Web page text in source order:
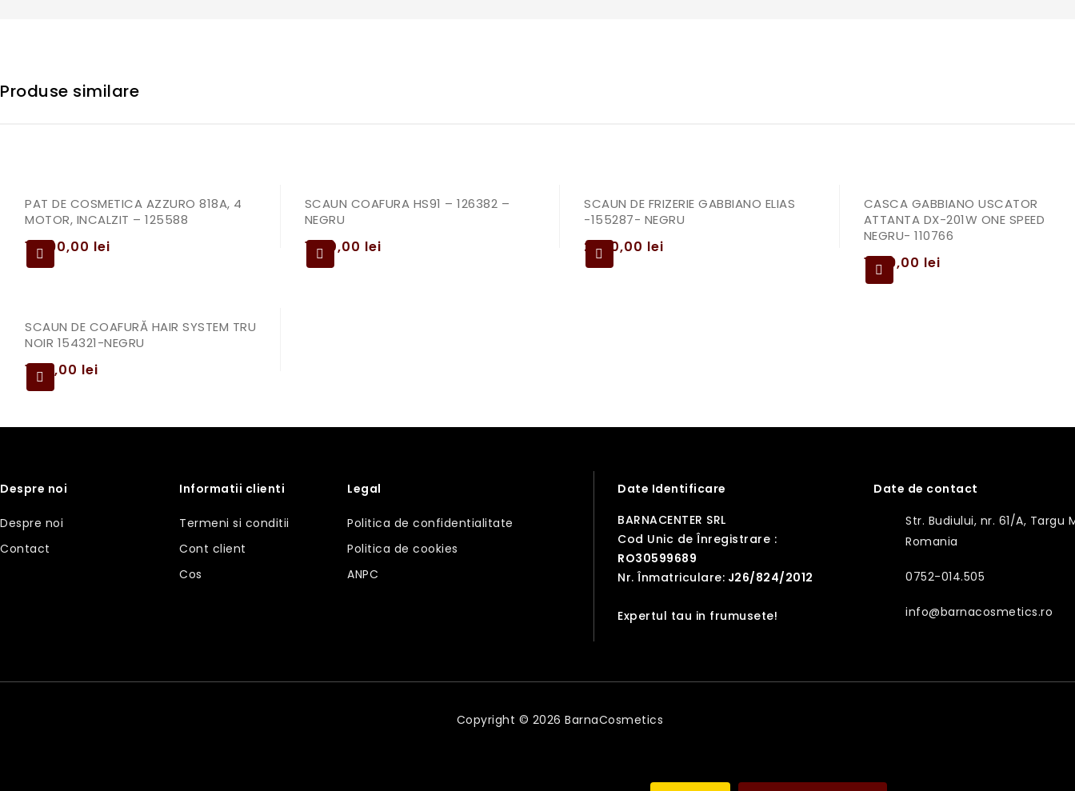
Produse similare
PAT DE COSMETICA AZZURO 818A, 4
MOTOR, INCALZIT – 125588
12990,00 lei
SCAUN COAFURA HS91 – 126382 –
NEGRU
1390,00 lei
SCAUN DE FRIZERIE GABBIANO ELIAS
-155287- NEGRU
2390,00 lei
CASCA GABBIANO USCATOR
ATTANTA DX-201W ONE SPEED
NEGRU- 110766
1099,00 lei
SCAUN DE COAFURĂ HAIR SYSTEM TRU
NOIR 154321-NEGRU
1190,00 lei
Despre noi
Despre noi
Contact
Informatii clienti
Termeni si conditii
Cont client
Cos
Legal
Politica de confidentialitate
Politica de cookies
ANPC
Date Identificare
BARNACENTER SRL
Cod Unic de Înregistrare :
RO30599689
Nr. Înmatriculare: J26/824/2012
Expertul tau in frumusete!
Date de contact
Str. Budiului, nr. 61/A, Targu
Romania
0752-014.505
info@barnacosmetics.ro
Copyright © 2026 BarnaCosmetics